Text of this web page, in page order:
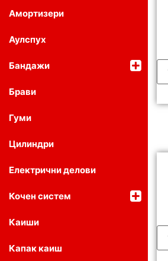
Амортизери
Аулспух
Бандажи
Брави
Гуми
Цилиндри
Електрични делови
Кочен систем
Каиши
Капак каиш